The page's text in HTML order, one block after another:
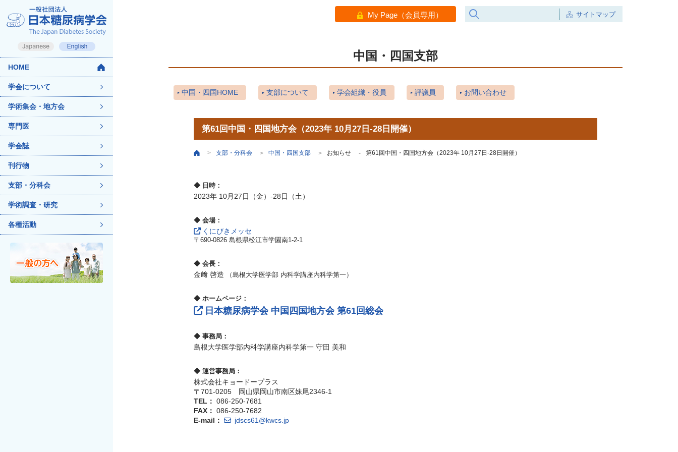
HOME
学会について
学術集会・地方会
専門医
学会誌
刊行物
支部・分科会
学術調査・研究
各種活動
My Page（会員専用） サイトマップ
中国・四国支部
中国・四国HOME 支部について 学会組織・役員 評議員 お問い合わせ
第61回中国・四国地方会（2023年 10月27日‐28日開催）
> 支部・分科会 > 中国・四国支部 > お知らせ - 第61回中国・四国地方会（2023年 10月27日‐28日開催）
◆ 日時：
2023年 10月27日（金）‐28日（土）
◆ 会場：
くにびきメッセ
〒690-0826 島根県松江市学園南1-2-1
◆ 会長：
金﨑 啓造 （島根大学医学部 内科学講座内科学第一）
◆ ホームページ：
日本糖尿病学会 中国四国地方会 第61回総会
◆ 事務局：
島根大学医学部内科学講座内科学第一 守田 美和
◆ 運営事務局：
株式会社キョードープラス
〒701-0205 岡山県岡山市南区妹尾2346-1
TEL： 086-250-7681
FAX： 086-250-7682
E-mail：
jdscs61@kwcs.jp